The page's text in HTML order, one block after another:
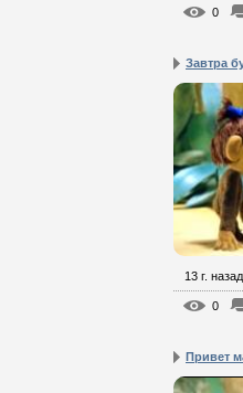
0
Завтра
13 г. назад
0
Привет